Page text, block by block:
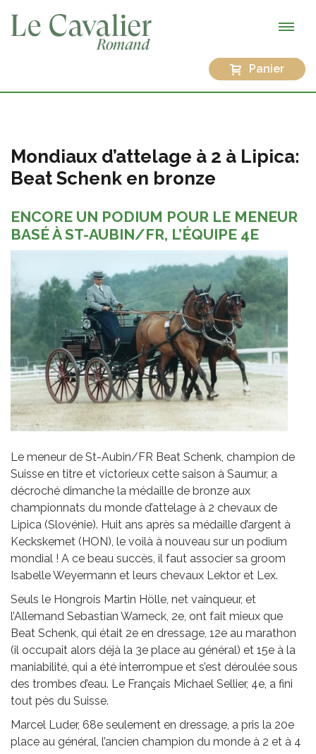
Panier
Mondiaux d’attelage à 2 à Lipica:
Beat Schenk en bronze
ENCORE UN PODIUM POUR LE MENEUR
BASÉ À ST-AUBIN/FR, L’ÉQUIPE 4E
Le meneur de St-Aubin/FR Beat Schenk, champion de
Suisse en titre et victorieux cette saison à Saumur, a
décroché dimanche la médaille de bronze aux
championnats du monde d’attelage à 2 chevaux de
Lipica (Slovénie). Huit ans après sa médaille d’argent à
Keckskemet (HON), le voilà à nouveau sur un podium
mondial ! A ce beau succès, il faut associer sa groom
Isabelle Weyermann et leurs chevaux Lektor et Lex.
Seuls le Hongrois Martin Hölle, net vainqueur, et
l’Allemand Sebastian Warneck, 2e, ont fait mieux que
Beat Schenk, qui était 2e en dressage, 12e au marathon
(il occupait alors déjà la 3e place au général) et 15e à la
maniabilité, qui a été interrompue et s’est déroulée sous
des trombes d’eau. Le Français Michael Sellier, 4e, a fini
tout pès du Suisse.
Marcel Luder, 68e seulement en dressage, a pris la 20e
place au général, l’ancien champion du monde à 2 et à 4